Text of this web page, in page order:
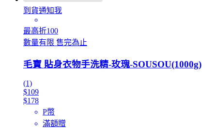
到貨通知我
最高折100
數量有限 售完為止
毛寶 貼身衣物手洗精-玫瑰-SOUSOU(1000g)
(1)
$109
$178
P幣
滿額贈